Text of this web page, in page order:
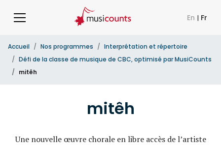
En | Fr
Accueil Nos programmes
Interprétation et répertoire
Défi de la classe de musique de CBC, optimisé par MusiCounts
mitêh
mitêh
Une nouvelle œuvre chorale en libre accès de l’artiste